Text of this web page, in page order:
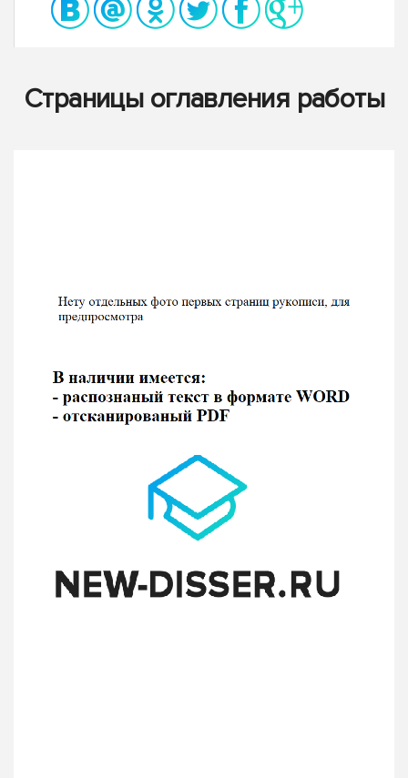
Страницы оглавления работы